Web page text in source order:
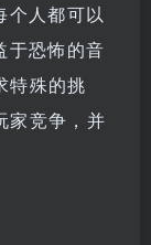
个人都可以
于恐怖的音
特殊的挑
家竞争，并